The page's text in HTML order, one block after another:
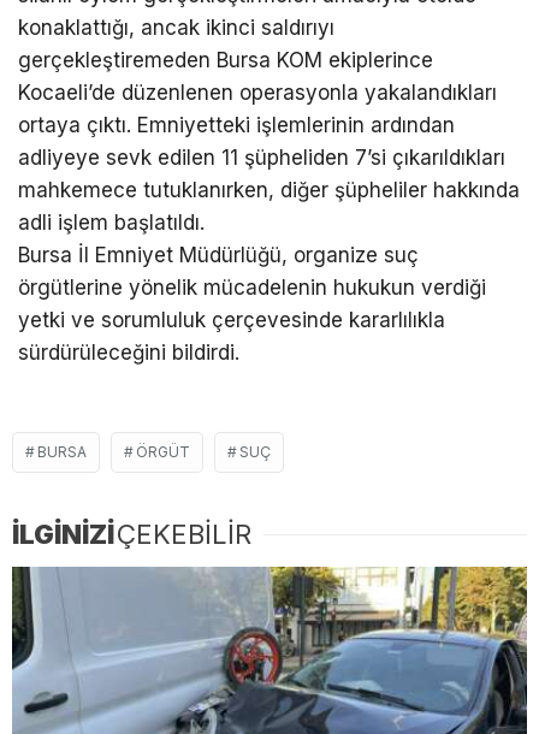
konaklattığı, ancak ikinci saldırıyı
gerçekleştiremeden Bursa KOM ekiplerince
Kocaeli’de düzenlenen operasyonla yakalandıkları
ortaya çıktı. Emniyetteki işlemlerinin ardından
adliyeye sevk edilen 11 şüpheliden 7’si çıkarıldıkları
mahkemece tutuklanırken, diğer şüpheliler hakkında
adli işlem başlatıldı.
Bursa İl Emniyet Müdürlüğü, organize suç
örgütlerine yönelik mücadelenin hukukun verdiği
yetki ve sorumluluk çerçevesinde kararlılıkla
sürdürüleceğini bildirdi.
BURSA ÖRGÜT SUÇ
İLGİNİZİÇEKEBİLİR